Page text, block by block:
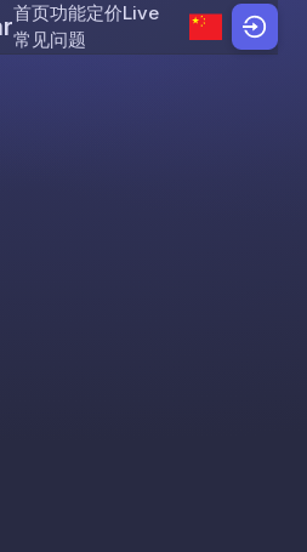
Skip to content
首页功能定价Live
常见问题